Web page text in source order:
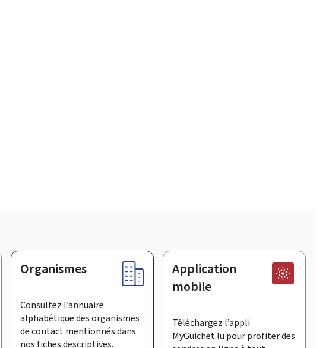
Organismes
Consultez l’annuaire
alphabétique des organismes
de contact mentionnés dans
nos fiches descriptives.
Application
mobile
Téléchargez l’appli
MyGuichet.lu pour profiter des